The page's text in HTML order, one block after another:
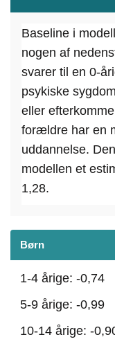
Baseline i
nogen af
svarer til en 0-
psykiske
eller
forældre har en
uddannelse.
modellen et
1,28.
Børn
1-4 årige: -0,74
5-9 årige: -0,99
10-14 årige: -